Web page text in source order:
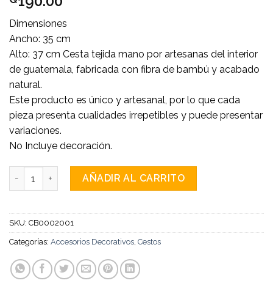
Dimensiones
Ancho: 35 cm
Alto: 37 cm Cesta tejida mano por artesanas del interior
de guatemala, fabricada con fibra de bambú y acabado
natural.
Este producto es único y artesanal, por lo que cada
pieza presenta cualidades irrepetibles y puede presentar
variaciones.
No Incluye decoración.
Canasta de bambú cruzada cantidad
AÑADIR AL CARRITO
SKU: CB0002001
Categorías: Accesorios Decorativos Cestos